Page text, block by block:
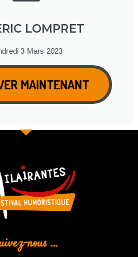
LOMPRET
3 Mars 2023
MAINTENANT
nous ...